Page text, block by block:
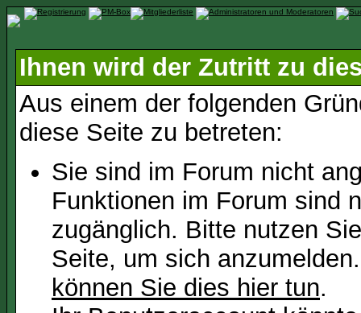
Ihnen wird der Zutritt zu
Aus einem der folgenden
diese Seite zu betreten:
Sie sind im Forum nicht
Funktionen im Forum sind
zugänglich. Bitte nutzen
Seite, um sich
können Sie dies hier tun.